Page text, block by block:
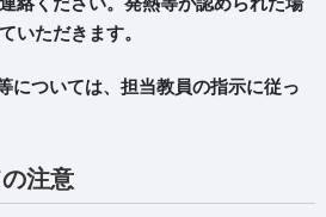
いただきます。
については、担当教員の指示に従っ
注意